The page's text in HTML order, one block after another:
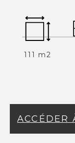
111 m2
ACCÉDER
Estimer